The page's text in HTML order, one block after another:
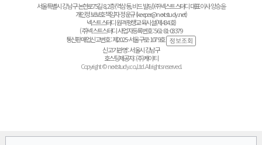
서울특별시 강남구 논현로75길 8, 2층(역삼동, 비드 빌딩) ㈜넥스트스터디 대표이사 양승윤
개인정보보호책임자 정운규 (keeper@nextstudy.net)
넥스트스터디 원격평생교육시설(제434호)
(주)넥스트스터디 사업자등록번호 : 561-81-03379
통신판매업신고번호 : 제2025-서울구로-1079호
신고기관명 : 서울시 강남구
호스팅제공자 : (주)케이티
Copyright © nextstudy.co.,Ltd. All rights reserved.